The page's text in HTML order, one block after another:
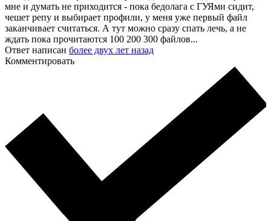
мне и думать не приходится - пока бедолага с ГУЯми сидит,
чешет репу и выбирает профили, у меня уже первый файл
заканчивает считаться. А тут можно сразу спать лечь, а не
ждать пока прочитаются 100 200 300 файлов...
Ответ написан более двух лет назад
Комментировать